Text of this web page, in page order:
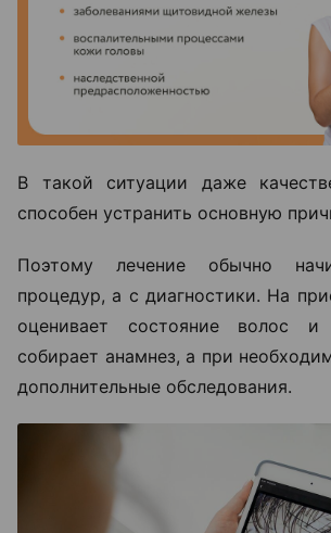
В такой ситуации даже
способен устранить основную
Поэтому лечение обычно
процедур, а с диагностики. На
оценивает состояние волос
собирает анамнез, а при
дополнительные обследования.